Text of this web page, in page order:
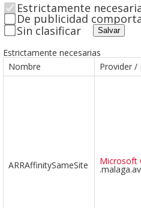
Estrictamente
De publicidad
Sin clasificar
Salvar
Estrictamente necesarias
Nombre
Provider /
ARRAffinitySameSite Microsoft